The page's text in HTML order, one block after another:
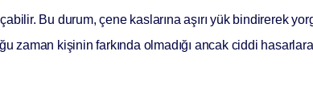
Bu durum, çene kaslarına aşırı yük bindirerek
zaman kişinin farkında olmadığı ancak ciddi